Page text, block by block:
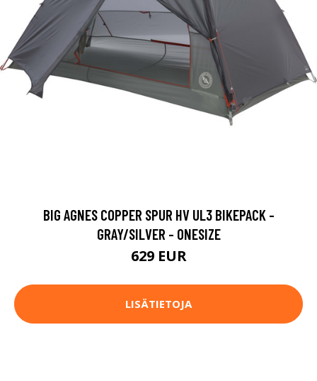
BIG AGNES COPPER SPUR HV UL3 BIKEPACK -
GRAY/SILVER - ONESIZE
629 EUR
LISÄTIETOJA